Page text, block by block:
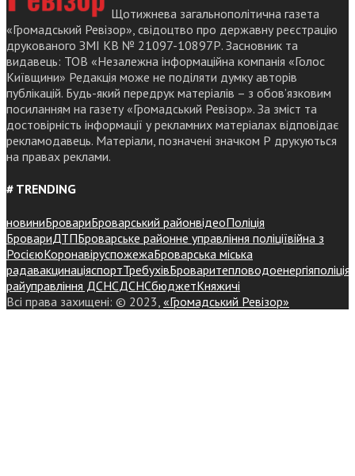
Щотижнева загальнополітична газета
«Громадський Ревізор», свідоцтво про державну реєстрацію
друкованого ЗМІ КВ № 21097-10897Р. Засновник та
видавець: ТОВ «Незалежна інформаційна компанія «Голос
Київщини» Редакція може не поділяти думку авторів
публікацій. Будь-який передрук матеріалів – з обов’язковим
посиланням на газету «Громадський Ревізор». За зміст та
достовірність інформації у рекламних матеріалах відповідає
рекламодавець. Матеріали, позначені значком Р друкуються
на правах реклами.
# TRENDING
новиниБровариБроварський районвідеоПоліція
БровариДТПБроварське районне управління поліціївійна з
РосієюКоронавіруспожежаБроварська міська
радавакцинаціяспортТребухівБроваритепловодоенергіяполіція
райуправління ДСНСДСНСбюджетКняжичі
Всі права захищені: © 2023, «Громадський Ревізор»